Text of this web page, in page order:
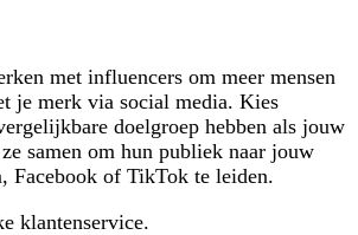
met influencers om meer mensen
je merk via social media. Kies
doelgroep hebben als jouw
samen om hun publiek naar jouw
Facebook of TikTok te leiden.
klantenservice.